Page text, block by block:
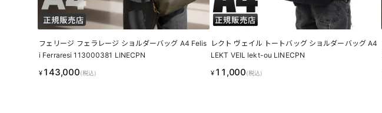
フェリージ フェラレージ ショルダーバッグ A4 Felis
i Ferraresi 113000381 LINECPN
¥ 143,000(税込)
レクト ヴェイル トートバッグ ショルダーバッグ A4
LEKT VEIL lekt-ou LINECPN
¥ 11,000(税込)